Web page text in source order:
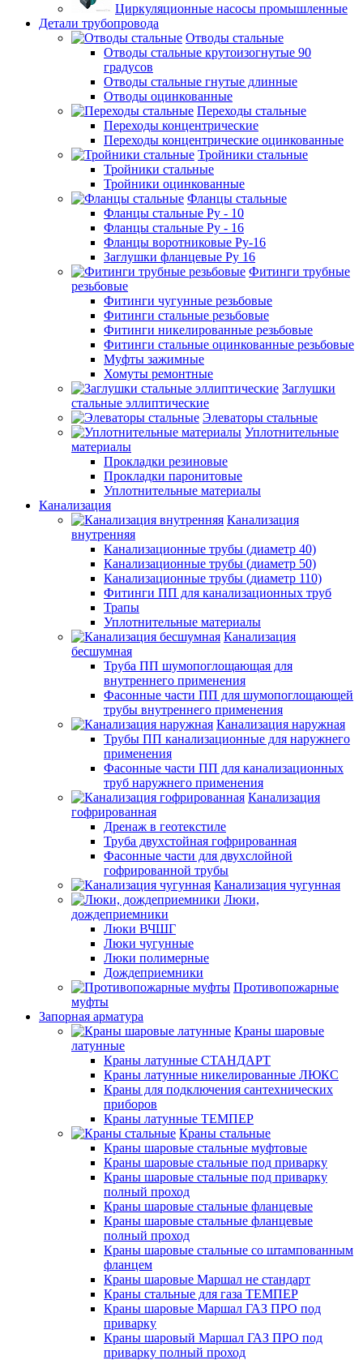
Циркуляционные насосы промышленные
Детали трубопровода
Отводы стальные
Отводы стальные крутоизогнутые 90
градусов
Отводы стальные гнутые длинные
Отводы оцинкованные
Переходы стальные
Переходы концентрические
Переходы концентрические оцинкованные
Тройники стальные
Тройники стальные
Тройники оцинкованные
Фланцы стальные
Фланцы стальные Ру - 10
Фланцы стальные Ру - 16
Фланцы воротниковые Ру-16
Заглушки фланцевые Ру 16
Фитинги трубные
резьбовые
Фитинги чугунные резьбовые
Фитинги стальные резьбовые
Фитинги никелированные резьбовые
Фитинги стальные оцинкованные резьбовые
Муфты зажимные
Хомуты ремонтные
Заглушки
стальные эллиптические
Элеваторы стальные
Уплотнительные
материалы
Прокладки резиновые
Прокладки паронитовые
Уплотнительные материалы
Канализация
Канализация
внутренняя
Канализационные трубы (диаметр 40)
Канализационные трубы (диаметр 50)
Канализационные трубы (диаметр 110)
Фитинги ПП для канализационных труб
Трапы
Уплотнительные материалы
Канализация
бесшумная
Труба ПП шумопоглощающая для
внутреннего применения
Фасонные части ПП для шумопоглощающей
трубы внутреннего применения
Канализация наружная
Трубы ПП канализационные для наружнего
применения
Фасонные части ПП для канализационных
труб наружнего применения
Канализация
гофрированная
Дренаж в геотекстиле
Труба двухстойная гофрированная
Фасонные части для двухслойной
гофрированной трубы
Канализация чугунная
Люки,
дождеприемники
Люки ВЧШГ
Люки чугунные
Люки полимерные
Дождеприемники
Противопожарные
муфты
Запорная арматура
Краны шаровые
латунные
Краны латунные СТАНДАРТ
Краны латунные никелированные ЛЮКС
Краны для подключения сантехнических
приборов
Краны латунные ТЕМПЕР
Краны стальные
Краны шаровые стальные муфтовые
Краны шаровые стальные под приварку
Краны шаровые стальные под приварку
полный проход
Краны шаровые стальные фланцевые
Краны шаровые стальные фланцевые
полный проход
Краны шаровые стальные со штампованным
фланцем
Краны шаровые Маршал не стандарт
Краны стальные для газа ТЕМПЕР
Краны шаровые Маршал ГАЗ ПРО под
приварку
Краны шаровый Маршал ГАЗ ПРО под
приварку полный проход